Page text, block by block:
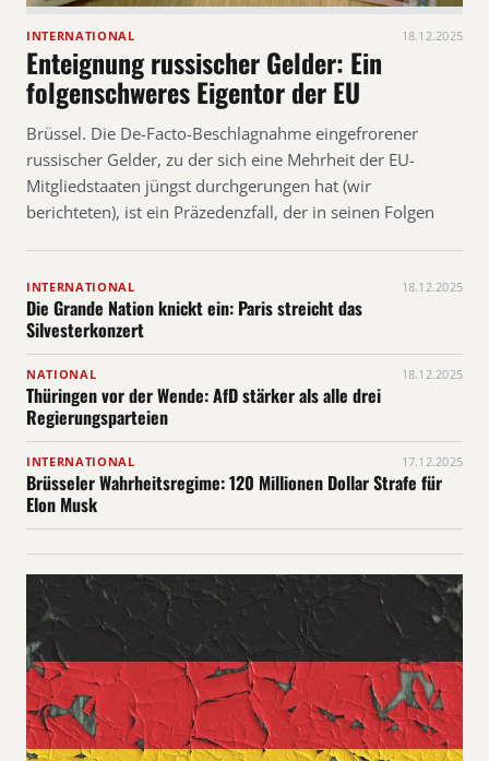
INTERNATIONAL 18.12.2025
Enteignung russischer Gelder: Ein
folgenschweres Eigentor der EU
Brüssel. Die De-Facto-Beschlagnahme eingefrorener
russischer Gelder, zu der sich eine Mehrheit der EU-
Mitgliedstaaten jüngst durchgerungen hat (wir
berichteten), ist ein Präzedenzfall, der in seinen Folgen
INTERNATIONAL 18.12.2025
Die Grande Nation knickt ein: Paris streicht das
Silvesterkonzert
NATIONAL 18.12.2025
Thüringen vor der Wende: AfD stärker als alle drei
Regierungsparteien
INTERNATIONAL 17.12.2025
Brüsseler Wahrheitsregime: 120 Millionen Dollar Strafe für
Elon Musk